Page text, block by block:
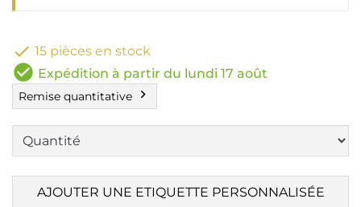
 15 pièces en stock
check_circle Expédition à partir du lundi 17 août
Remise quantitative chevron_right
AJOUTER UNE ETIQUETTE PERSONNALISÉE